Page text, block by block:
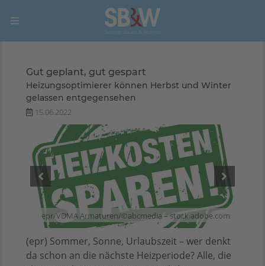
Gut geplant, gut gespart
Heizungsoptimierer können Herbst und Winter
gelassen entgegensehen
15.06.2022
epr/VDMA Armaturen/©abcmedia – stock.adobe.com
(epr) Sommer, Sonne, Urlaubszeit – wer denkt
da schon an die nächste Heizperiode? Alle, die